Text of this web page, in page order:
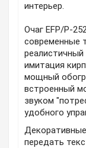
интерьер.
Очаг EFP/P-
современные
имитация
мощный
встроенный
звуком
удобного
передать